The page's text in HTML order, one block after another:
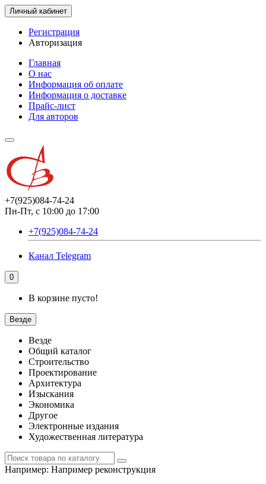
Личный кабинет
Регистрация
Авторизация
Главная
О нас
Информация об оплате
Информация о доставке
Прайс-лист
Для авторов
+7(925)084-74-24
Пн-Пт, с 10:00 до 17:00
+7(925)084-74-24
Канал Telegram
0
В корзине пусто!
Везде
Везде
Общий каталог
Строительство
Проектирование
Архитектура
Изыскания
Экономика
Другое
Электронные издания
Художественная литература
Например: Например реконструкция